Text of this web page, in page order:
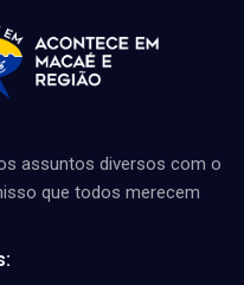
assuntos diversos com o
que todos merecem